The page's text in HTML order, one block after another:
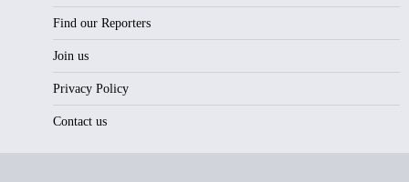
Find our Reporters
Join us
Privacy Policy
Contact us